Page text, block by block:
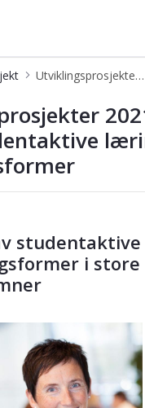
Utviklingsprosjekter 2021-2023
2021-
i store